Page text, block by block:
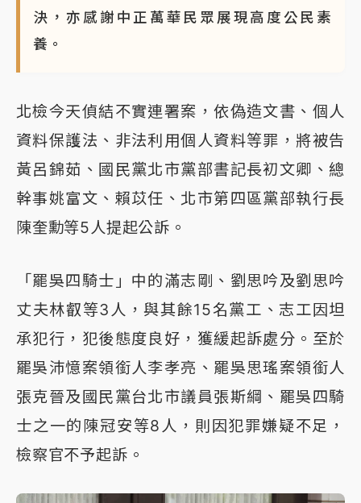
決，亦感謝中正萬華民眾展現高度公民素
養。
北檢今天偵結不實連署案，依偽造文書、個人
資料保護法、非法利用個人資料等罪，將被告
黃呂錦茹、國民黨北市黨部書記長初文卿、總
幹事姚富文、賴苡任、北市第四區黨部執行長
陳奎勳等5人提起公訴。
「罷吳四騎士」中的滿志剛、劉思吟及劉思吟
丈夫林叡等3人，與其餘15名黨工、志工因坦
承犯行，犯後態度良好，獲緩起訴處分。至於
罷吳沛憶案領銜人李孝亮、罷吳思瑤案領銜人
張克晉及國民黨台北市議員張斯綱、罷吳四騎
士之一的陳冠安等8人，則因犯罪嫌疑不足，
檢察官不予起訴。